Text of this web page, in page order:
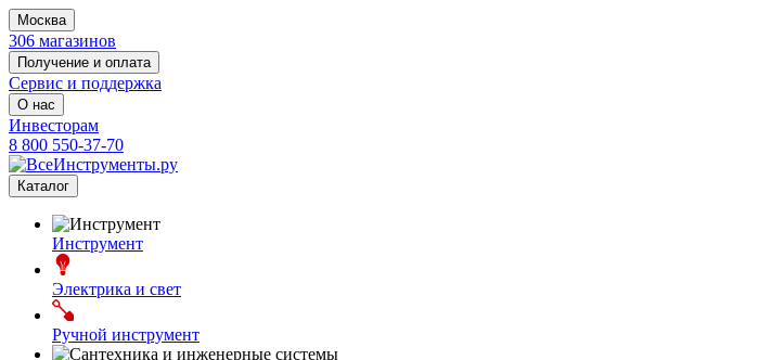
Москва
306 магазинов
Получение и оплата
Сервис и поддержка
О нас
Инвесторам
8 800 550-37-70
Каталог
Инструмент
Электрика и свет
Ручной инструмент